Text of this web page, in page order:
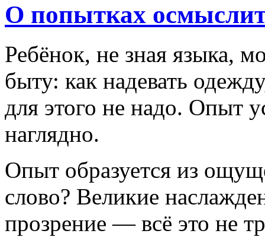
О попытках
Ребёнок, не зная языка,
быту: как надевать
для этого не надо. Опыт
наглядно.
Опыт образуется из
слово? Великие
прозрение — всё это не